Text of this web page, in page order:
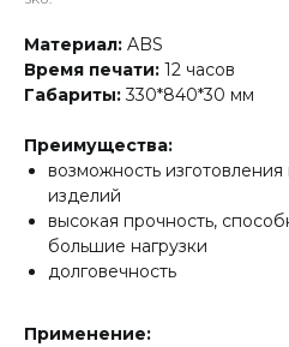
Материал: ABS
Время печати: 12 часов
Габариты:330*840*30 мм
Преимущества:
возможность
изделий
высокая прочность,
большие нагрузки
долговечность
Применение: